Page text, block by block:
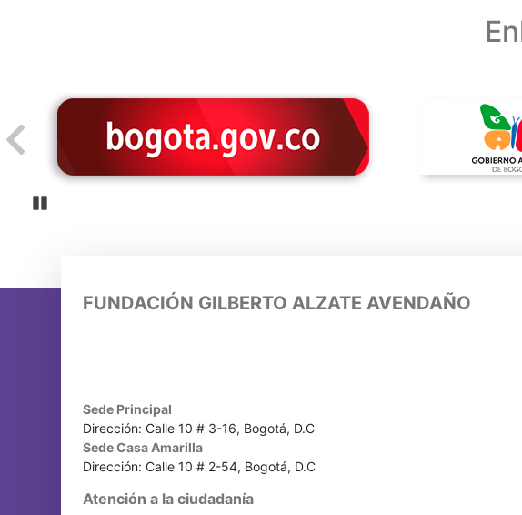
FUNDACIÓN GILBERTO ALZATE AVENDAÑO
Sede Principal
Dirección: Calle 10 # 3-16, Bogotá, D.C
Sede Casa Amarilla
Dirección: Calle 10 # 2-54, Bogotá, D.C
Atención a la ciudadanía